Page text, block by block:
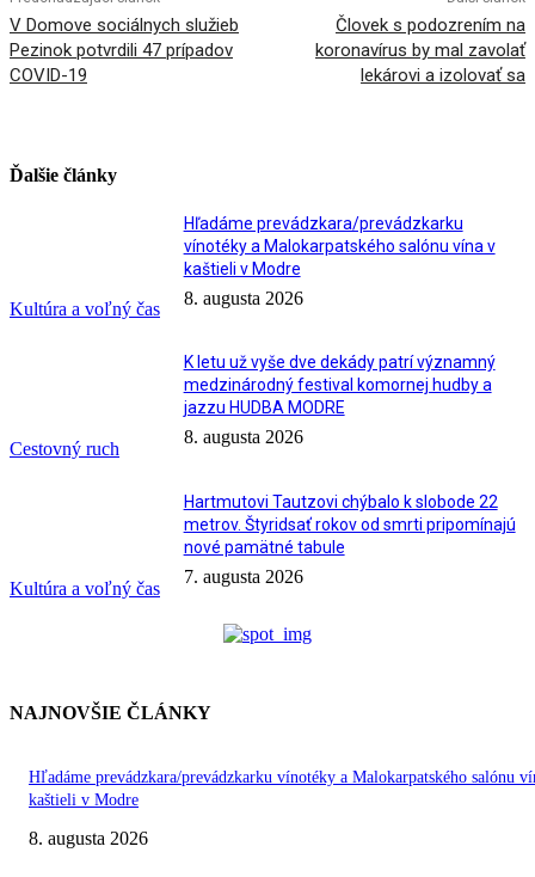
V Domove sociálnych služieb
Pezinok potvrdili 47 prípadov
COVID-19
Človek s podozrením na
koronavírus by mal zavolať
lekárovi a izolovať sa
Ďalšie články
Kultúra a voľný čas
Hľadáme prevádzkara/prevádzkarku
vínotéky a Malokarpatského salónu vína v
kaštieli v Modre
8. augusta 2026
Cestovný ruch
K letu už vyše dve dekády patrí významný
medzinárodný festival komornej hudby a
jazzu HUDBA MODRE
8. augusta 2026
Kultúra a voľný čas
Hartmutovi Tautzovi chýbalo k slobode 22
metrov. Štyridsať rokov od smrti pripomínajú
nové pamätné tabule
7. augusta 2026
NAJNOVŠIE ČLÁNKY
Hľadáme prevádzkara/prevádzkarku vínotéky a Malokarpatského salónu
kaštieli v Modre
8. augusta 2026